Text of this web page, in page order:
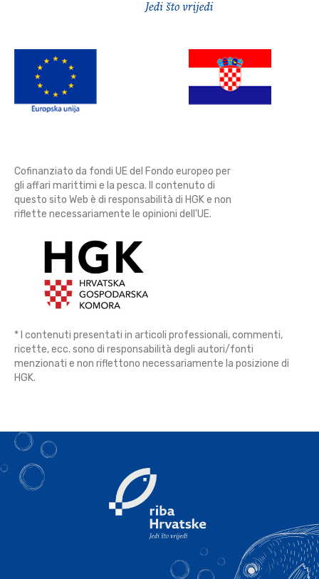
Cofinanziato da fondi UE del Fondo europeo per
gli affari marittimi e la pesca. Il contenuto di
questo sito Web è di responsabilità di HGK e non
riflette necessariamente le opinioni dell'UE.
* I contenuti presentati in articoli professionali, commenti,
ricette, ecc. sono di responsabilità degli autori/fonti
menzionati e non riflettono necessariamente la posizione di
HGK.